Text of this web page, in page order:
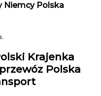
Niemcy Polska
Krajenka
Polska